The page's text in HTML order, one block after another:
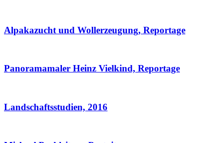
Alpakazucht und Wollerzeugung, Reportage
Panoramamaler Heinz Vielkind, Reportage
Landschaftsstudien, 2016